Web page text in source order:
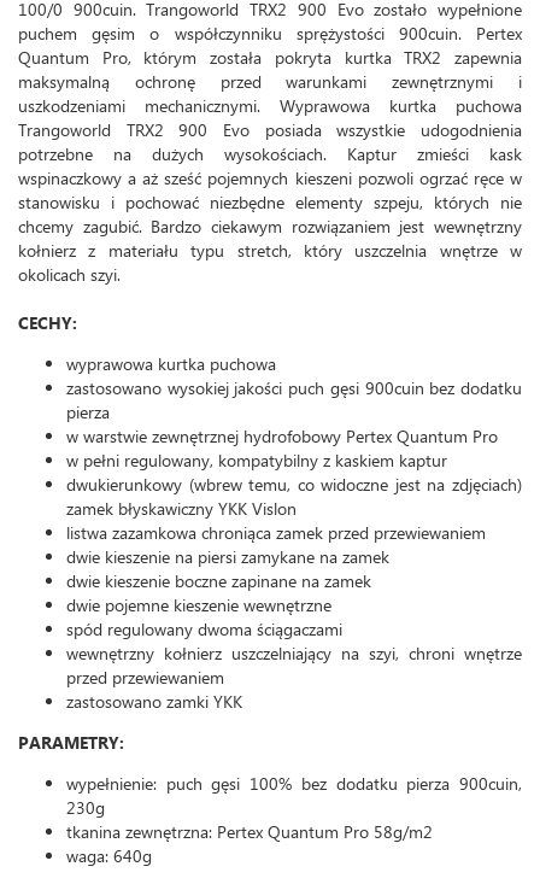
100/0 900cuin. Trangoworld TRX2 900 Evo zostało wypełnione
puchem gęsim o współczynniku sprężystości 900cuin. Pertex
Quantum Pro, którym została pokryta kurtka TRX2 zapewnia
maksymalną ochronę przed warunkami zewnętrznymi i
uszkodzeniami mechanicznymi. Wyprawowa kurtka puchowa
Trangoworld TRX2 900 Evo posiada wszystkie udogodnienia
potrzebne na dużych wysokościach. Kaptur zmieści kask
wspinaczkowy a aż sześć pojemnych kieszeni pozwoli ogrzać ręce w
stanowisku i pochować niezbędne elementy szpeju, których nie
chcemy zagubić. Bardzo ciekawym rozwiązaniem jest wewnętrzny
kołnierz z materiału typu stretch, który uszczelnia wnętrze w
okolicach szyi.
CECHY:
wyprawowa kurtka puchowa
zastosowano wysokiej jakości puch gęsi 900cuin bez dodatku
pierza
w warstwie zewnętrznej hydrofobowy Pertex Quantum Pro
w pełni regulowany, kompatybilny z kaskiem kaptur
dwukierunkowy (wbrew temu, co widoczne jest na zdjęciach)
zamek błyskawiczny YKK Vislon
listwa zazamkowa chroniąca zamek przed przewiewaniem
dwie kieszenie na piersi zamykane na zamek
dwie kieszenie boczne zapinane na zamek
dwie pojemne kieszenie wewnętrzne
spód regulowany dwoma ściągaczami
wewnętrzny kołnierz uszczelniający na szyi, chroni wnętrze
przed przewiewaniem
zastosowano zamki YKK
PARAMETRY:
wypełnienie: puch gęsi 100% bez dodatku pierza 900cuin,
230g
tkanina zewnętrzna: Pertex Quantum Pro 58g/m2
waga: 640g